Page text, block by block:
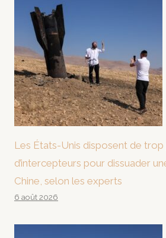
Les États-Unis disposent de trop
d’intercepteurs pour dissuader
Chine, selon les experts
6 août 2026